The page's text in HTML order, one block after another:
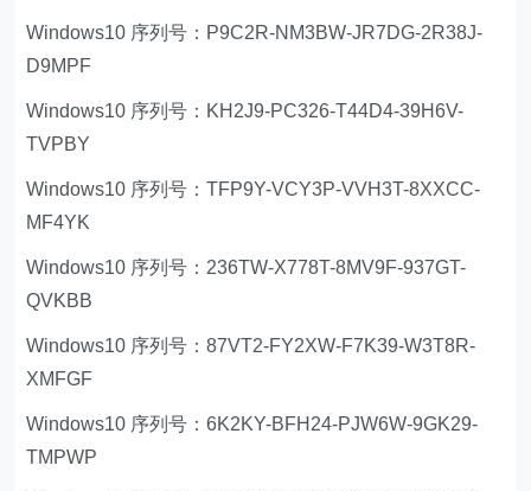
Windows10 序列号：P9C2R-NM3BW-JR7DG-2R38J-
D9MPF
Windows10 序列号：KH2J9-PC326-T44D4-39H6V-
TVPBY
Windows10 序列号：TFP9Y-VCY3P-VVH3T-8XXCC-
MF4YK
Windows10 序列号：236TW-X778T-8MV9F-937GT-
QVKBB
Windows10 序列号：87VT2-FY2XW-F7K39-W3T8R-
XMFGF
Windows10 序列号：6K2KY-BFH24-PJW6W-9GK29-
TMPWP